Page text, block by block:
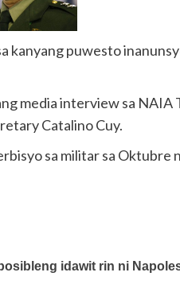
kanyang puwesto
media interview sa
Catalino Cuy.
sa militar sa Oktubre
idawit rin ni